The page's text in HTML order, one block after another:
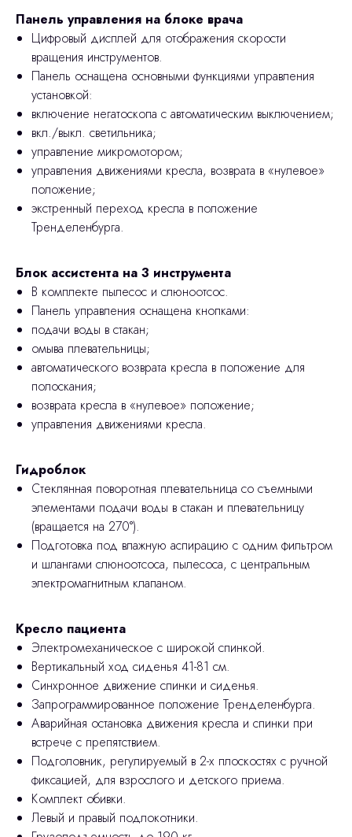
Панель управления на блоке врача
Цифровый дисплей для отображения скорости
вращения инструментов.
Панель оснащена основными функциями управления
установкой:
включение негатоскопа с автоматическим выключением;
вкл./выкл. светильника;
управление микромотором;
управления движениями кресла, возврата в «нулевое»
положение;
экстренный переход кресла в положение
Тренделенбурга.
Блок ассистента на 3 инструмента
В комплекте пылесос и слюноотсос.
Панель управления оснащена кнопками:
подачи воды в стакан;
омыва плевательницы;
автоматического возврата кресла в положение для
полоскания;
возврата кресла в «нулевое» положение;
управления движениями кресла.
Гидроблок
Стеклянная поворотная плевательница со съемными
элементами подачи воды в стакан и плевательницу
(вращается на 270°).
Подготовка под влажную аспирацию с одним фильтром
и шлангами слюноотсоса, пылесоса, с центральным
электромагнитным клапаном.
Кресло пациента
Электромеханическое с широкой спинкой.
Вертикальный ход сиденья 41-81 см.
Синхронное движение спинки и сиденья.
Запрограммированное положение Тренделенбурга.
Аварийная остановка движения кресла и спинки при
встрече с препятствием.
Подголовник, регулируемый в 2-х плоскостях с ручной
фиксацией, для взрослого и детского приема.
Комплект обивки.
Левый и правый подлокотники.